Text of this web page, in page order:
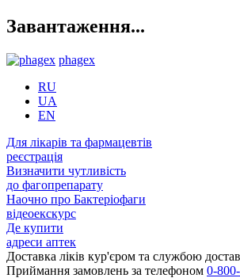
Завантаження...
phagex
RU
UA
EN
Для лікарів та фармацевтів
реєстрація
Визначити чутливість
до фагопрепарату
Наочно про Бактеріофаги
відеоекскурс
Де купити
адреси аптек
Доставка ліків кур'єром та службою
Приймання замовлень за телефоном 0-